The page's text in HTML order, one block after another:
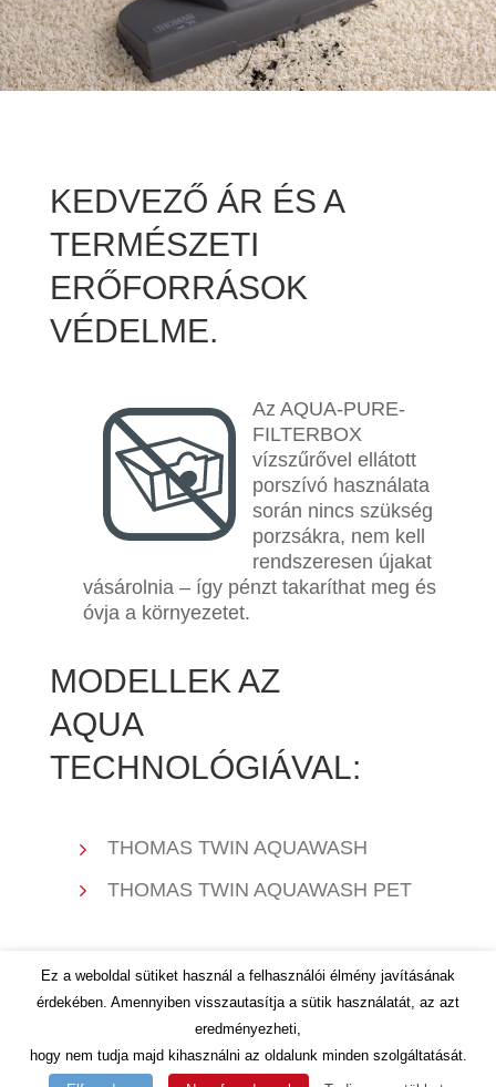
KEDVEZŐ ÁR ÉS A
TERMÉSZETI
ERŐFORRÁSOK
VÉDELME.
Az AQUA-PURE-
FILTERBOX
vízszűrővel ellátott
porszívó használata
során nincs szükség
porzsákra, nem kell
rendszeresen újakat
vásárolnia – így pénzt takaríthat meg és
óvja a környezetet.
MODELLEK AZ
AQUA
TECHNOLÓGIÁVAL:
THOMAS TWIN AQUAWASH
THOMAS TWIN AQUAWASH PET
Ez a weboldal sütiket használ a felhasználói élmény javításának
érdekében. Amennyiben visszautasítja a sütik használatát, az azt
eredményezheti,
hogy nem tudja majd kihasználni az oldalunk minden szolgáltatását.